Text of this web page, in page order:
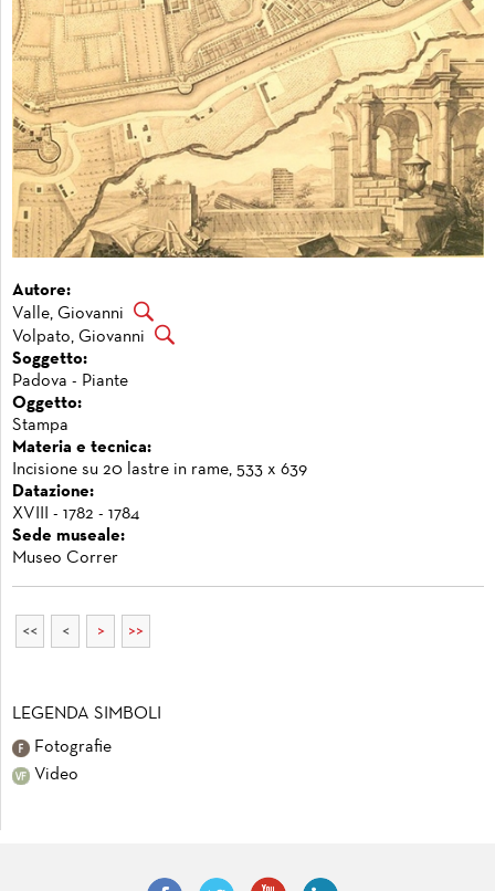
Autore:
Valle, Giovanni
Volpato, Giovanni
Soggetto:
Padova - Piante
Oggetto:
Stampa
Materia e tecnica:
Incisione su 20 lastre in rame, 533 x 639
Datazione:
XVIII - 1782 - 1784
Sede museale:
Museo Correr
<< < > >>
LEGENDA SIMBOLI
Fotografie
Video